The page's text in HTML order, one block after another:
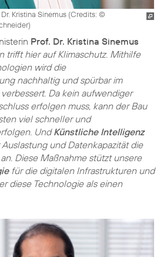
Kristina Sinemus (Credits: ©
)
Prof. Dr. Kristina Sinemus
trifft hier auf Klimaschutz. Mithilfe
wird die
nachhaltig und spürbar im
verbessert. Da kein aufwendiger
erfolgen muss, kann der Bau
viel schneller und
UndKünstliche Intelligenz
und Datenkapazität die
Diese Maßnahme stützt unsere
für die digitalen Infrastrukturen und
diese Technologie als einen